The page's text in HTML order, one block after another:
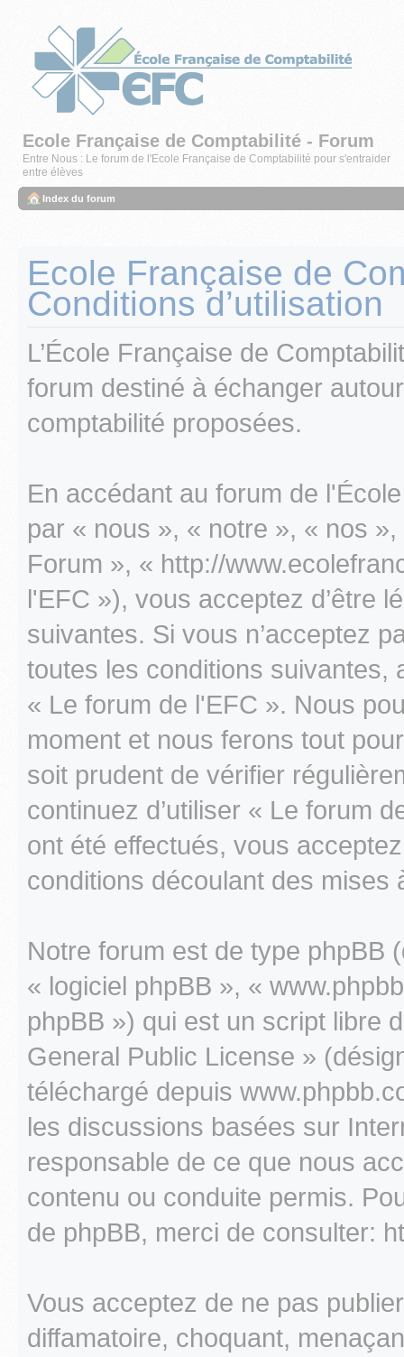
Ecole Française de Comptabilité - Forum
Entre Nous : Le forum de l'Ecole Française de Comptabilité pour s'entraider
entre élèves
Index du forum
Ecole Française de
Conditions d’utilisation
L’École Française de
forum destiné à échanger
comptabilité proposées.
En accédant au forum de
par « nous », « notre », « nos
Forum », « http://
l'EFC »), vous acceptez d’être
suivantes. Si vous n’acceptez
toutes les conditions suivantes,
« Le forum de l'EFC ». Nous
moment et nous ferons tout
soit prudent de vérifier
continuez d’utiliser « Le forum
ont été effectués, vous
conditions découlant des mises
Notre forum est de type phpBB
« logiciel phpBB », «
phpBB ») qui est un script libre
General Public License »
téléchargé depuis
les discussions basées sur
responsable de ce que nous
contenu ou conduite permis.
de phpBB, merci de consulter:
Vous acceptez de ne pas
diffamatoire, choquant,